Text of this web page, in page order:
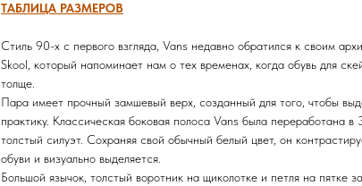
ТАБЛИЦА РАЗМЕРОВ
Стиль 90-х с первого взгляда, Vans недавно обратился к своим
Skool, который напоминает нам о тех временах, когда обувь для
толще.
Пара имеет прочный замшевый верх, созданный для того, чтобы
практику. Классическая боковая полоса Vans была переработана в
толстый силуэт. Сохраняя свой обычный белый цвет, он
обуви и визуально выделяется.
Большой язычок, толстый воротник на щиколотке и петля на пятке